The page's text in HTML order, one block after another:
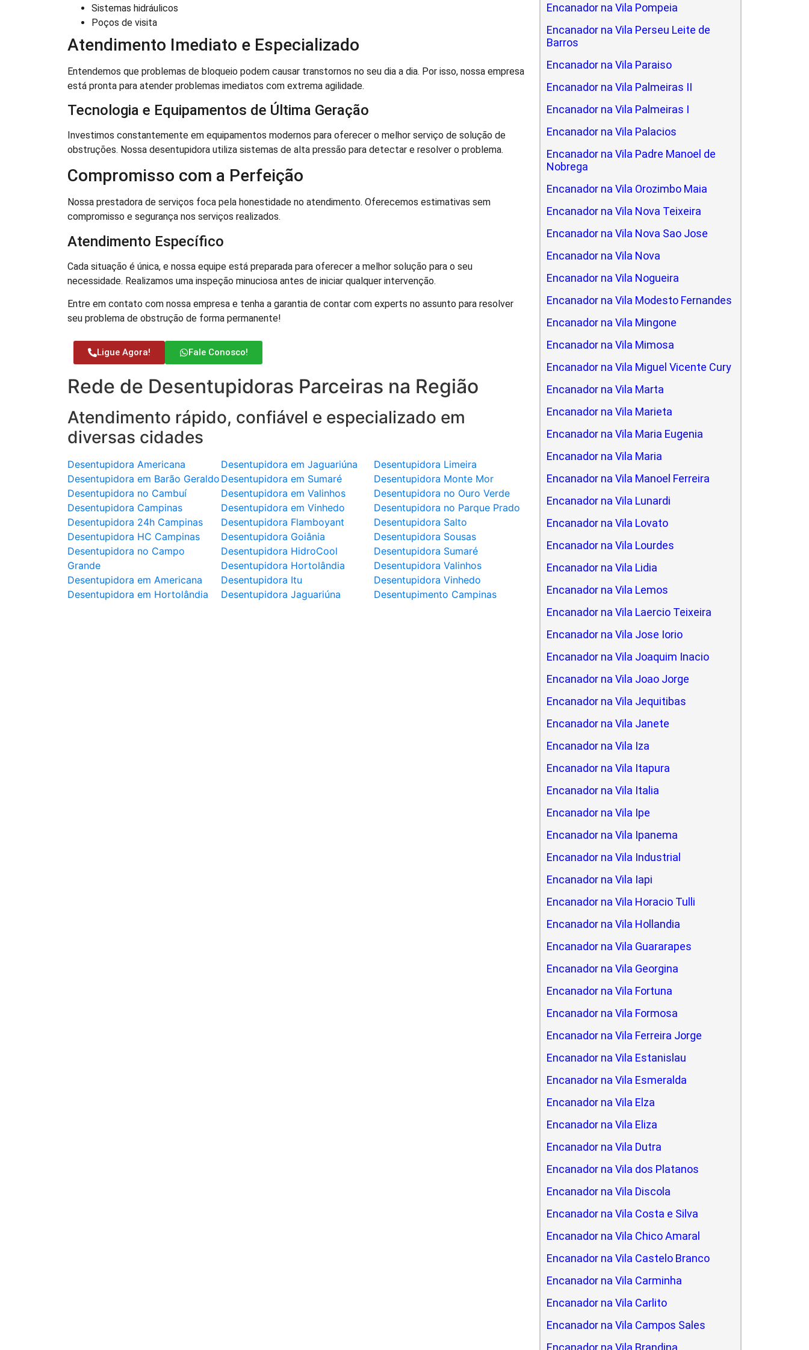
Sistemas hidráulicos
Poços de visita
Atendimento Imediato e Especializado
Entendemos que problemas de bloqueio podem causar transtornos no seu dia a dia. Por isso, nossa empresa
está pronta para atender problemas imediatos com extrema agilidade.
Tecnologia e Equipamentos de Última Geração
Investimos constantemente em equipamentos modernos para oferecer o melhor serviço de solução de
obstruções. Nossa desentupidora utiliza sistemas de alta pressão para detectar e resolver o problema.
Compromisso com a Perfeição
Nossa prestadora de serviços foca pela honestidade no atendimento. Oferecemos estimativas sem
compromisso e segurança nos serviços realizados.
Atendimento Específico
Cada situação é única, e nossa equipe está preparada para oferecer a melhor solução para o seu
necessidade. Realizamos uma inspeção minuciosa antes de iniciar qualquer intervenção.
Entre em contato com nossa empresa e tenha a garantia de contar com experts no assunto para resolver
seu problema de obstrução de forma permanente!
Ligue Agora! Fale Conosco!
Rede de Desentupidoras Parceiras na Região
Atendimento rápido, confiável e especializado em
diversas cidades
Desentupidora Americana
Desentupidora em Barão Geraldo
Desentupidora no Cambuí
Desentupidora Campinas
Desentupidora 24h Campinas
Desentupidora HC Campinas
Desentupidora no Campo
Grande
Desentupidora em Americana
Desentupidora em Hortolândia
Desentupidora em Jaguariúna
Desentupidora em Sumaré
Desentupidora em Valinhos
Desentupidora em Vinhedo
Desentupidora Flamboyant
Desentupidora Goiânia
Desentupidora HidroCool
Desentupidora Hortolândia
Desentupidora Itu
Desentupidora Jaguariúna
Desentupidora Limeira
Desentupidora Monte Mor
Desentupidora no Ouro Verde
Desentupidora no Parque Prado
Desentupidora Salto
Desentupidora Sousas
Desentupidora Sumaré
Desentupidora Valinhos
Desentupidora Vinhedo
Desentupimento Campinas
Encanador na Vila Pompeia
Encanador na Vila Perseu Leite de
Barros
Encanador na Vila Paraiso
Encanador na Vila Palmeiras II
Encanador na Vila Palmeiras I
Encanador na Vila Palacios
Encanador na Vila Padre Manoel de
Nobrega
Encanador na Vila Orozimbo Maia
Encanador na Vila Nova Teixeira
Encanador na Vila Nova Sao Jose
Encanador na Vila Nova
Encanador na Vila Nogueira
Encanador na Vila Modesto Fernandes
Encanador na Vila Mingone
Encanador na Vila Mimosa
Encanador na Vila Miguel Vicente Cury
Encanador na Vila Marta
Encanador na Vila Marieta
Encanador na Vila Maria Eugenia
Encanador na Vila Maria
Encanador na Vila Manoel Ferreira
Encanador na Vila Lunardi
Encanador na Vila Lovato
Encanador na Vila Lourdes
Encanador na Vila Lidia
Encanador na Vila Lemos
Encanador na Vila Laercio Teixeira
Encanador na Vila Jose Iorio
Encanador na Vila Joaquim Inacio
Encanador na Vila Joao Jorge
Encanador na Vila Jequitibas
Encanador na Vila Janete
Encanador na Vila Iza
Encanador na Vila Itapura
Encanador na Vila Italia
Encanador na Vila Ipe
Encanador na Vila Ipanema
Encanador na Vila Industrial
Encanador na Vila Iapi
Encanador na Vila Horacio Tulli
Encanador na Vila Hollandia
Encanador na Vila Guararapes
Encanador na Vila Georgina
Encanador na Vila Fortuna
Encanador na Vila Formosa
Encanador na Vila Ferreira Jorge
Encanador na Vila Estanislau
Encanador na Vila Esmeralda
Encanador na Vila Elza
Encanador na Vila Eliza
Encanador na Vila Dutra
Encanador na Vila dos Platanos
Encanador na Vila Discola
Encanador na Vila Costa e Silva
Encanador na Vila Chico Amaral
Encanador na Vila Castelo Branco
Encanador na Vila Carminha
Encanador na Vila Carlito
Encanador na Vila Campos Sales
Encanador na Vila Brandina